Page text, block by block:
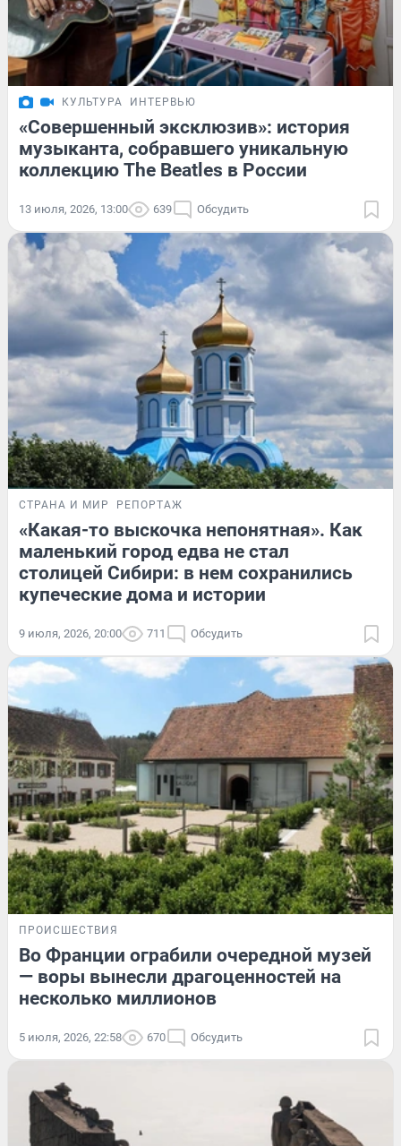
КУЛЬТУРА ИНТЕРВЬЮ
«Совершенный эксклюзив»: история
музыканта, собравшего уникальную
коллекцию The Beatles в России
13 июля, 2026, 13:00 639 Обсудить
СТРАНА И МИР РЕПОРТАЖ
«Какая-то выскочка непонятная». Как
маленький город едва не стал
столицей Сибири: в нем сохранились
купеческие дома и истории
9 июля, 2026, 20:00 711 Обсудить
ПРОИСШЕСТВИЯ
Во Франции ограбили очередной музей
— воры вынесли драгоценностей на
несколько миллионов
5 июля, 2026, 22:58 670 Обсудить